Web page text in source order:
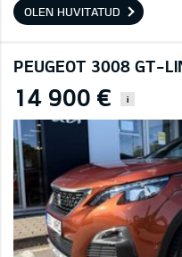
OLEN HUVITATUD
PEUGEOT 3008 GT-
14 900 € i